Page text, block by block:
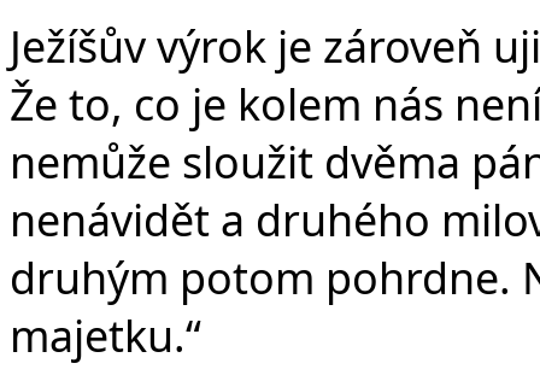
Ježíšův výrok je zároveň
Že to, co je kolem nás
nemůže sloužit dvěma
nenávidět a druhého
druhým potom pohrdne.
majetku.“